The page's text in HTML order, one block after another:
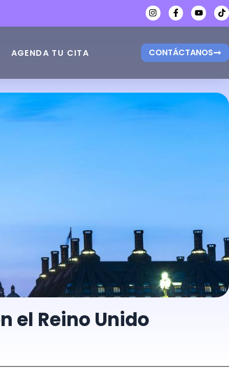
AGENDA TU CITA CONTÁCTANOS
el Reino Unido